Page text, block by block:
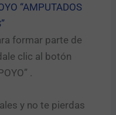
“AMPUTADOS
formar parte de
clic al botón
.​
y no te pierdas